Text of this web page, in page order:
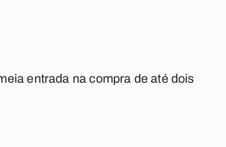
entrada na compra de até dois